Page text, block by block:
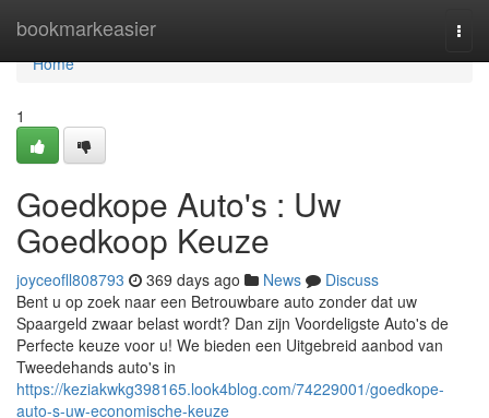
bookmarkeasier
Home
Home
1
Goedkope Auto's : Uw
Goedkoop Keuze
joyceofll808793 369 days ago News
Discuss
Bent u op zoek naar een Betrouwbare auto zonder dat uw
Spaargeld zwaar belast wordt? Dan zijn Voordeligste Auto's de
Perfecte keuze voor u! We bieden een Uitgebreid aanbod van
Tweedehands auto's in
https://keziakwkg398165.look4blog.com/74229001/goedkope-
auto-s-uw-economische-keuze